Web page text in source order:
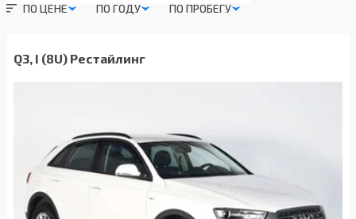
ПО ЦЕНЕ
ПО ГОДУ ПО ПРОБЕГУ
Q3, I (8U) Рестайлинг